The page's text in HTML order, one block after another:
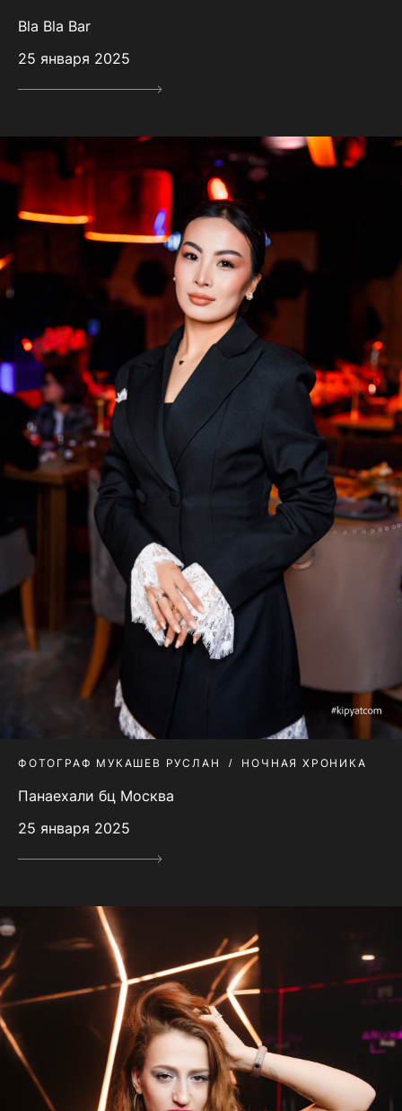
Bla Bla Bar
25 января 2025
ФОТОГРАФ МУКАШЕВ РУСЛАН НОЧНАЯ ХРОНИКА
Панаехали бц Москва
25 января 2025